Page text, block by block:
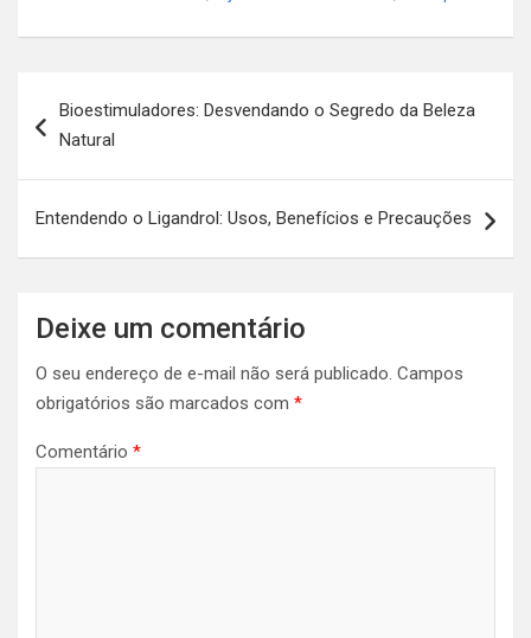
de
Bioestimuladores: Desvendando o Segredo da Beleza
Natural
Entendendo o Ligandrol: Usos, Benefícios e Precauções
Deixe um comentário
O seu endereço de e-mail não será publicado. Campos
obrigatórios são marcados com *
Comentário *